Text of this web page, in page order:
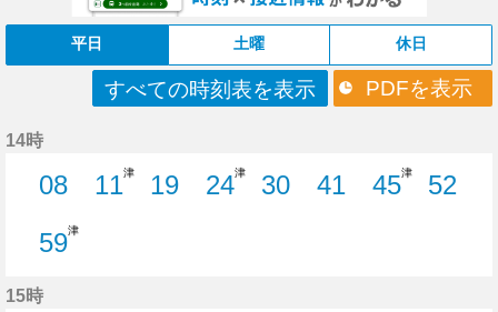
平日 土曜 休日
すべての時刻表を表示 PDFを表示
14時
08
8分はつ
11津
19
24津
30
41
45津
52
59津
15時